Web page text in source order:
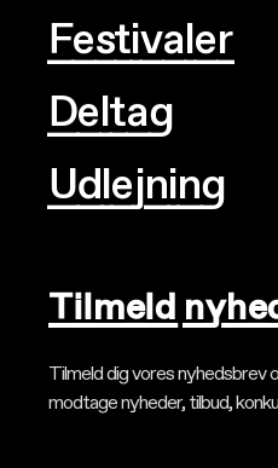
Festivaler
Deltag
Udlejning
Tilmeld
Tilmeld dig vores
modtage nyheder, tilbud,